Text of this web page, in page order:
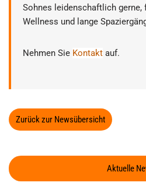
Sohnes leidenschaftlich
Wellness und lange
Nehmen Sie Kontakt auf.
Zurück zur Newsübersicht
Aktuelle